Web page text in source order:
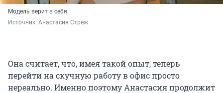
Модель верит в себя
Источник: Анастасия Стреж
Она считает, что, имея такой опыт, теперь
перейти на скучную работу в офис просто
нереально. Именно поэтому Анастасия продолжит